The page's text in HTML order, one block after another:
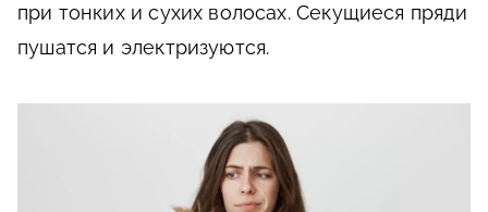
при тонких и сухих волосах. Секущиеся пряди
пушатся и электризуются.